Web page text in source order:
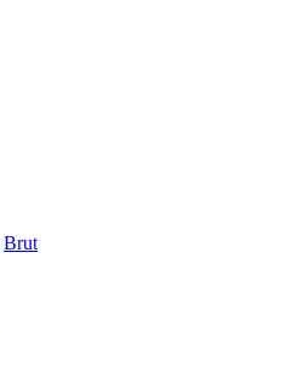
Brut